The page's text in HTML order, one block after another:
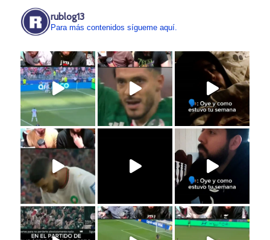
rublog13
Para más contenidos sígueme aquí.